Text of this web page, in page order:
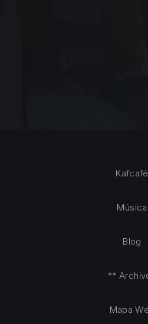
Kafcafé
Música
Blog
**
Mapa